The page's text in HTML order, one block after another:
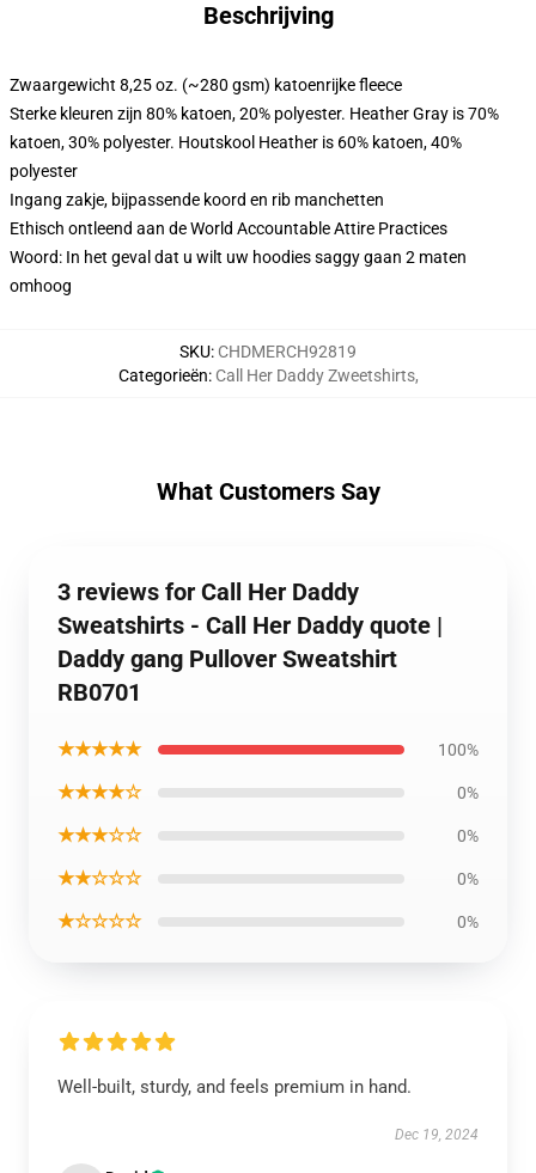
Beschrijving
Zwaargewicht 8,25 oz. (~280 gsm) katoenrijke fleece
Sterke kleuren zijn 80% katoen, 20% polyester. Heather Gray is 70%
katoen, 30% polyester. Houtskool Heather is 60% katoen, 40%
polyester
Ingang zakje, bijpassende koord en rib manchetten
Ethisch ontleend aan de World Accountable Attire Practices
Woord: In het geval dat u wilt uw hoodies saggy gaan 2 maten
omhoog
SKU: CHDMERCH92819
Categorieën: Call Her Daddy Zweetshirts,
What Customers Say
3 reviews for Call Her Daddy
Sweatshirts - Call Her Daddy quote |
Daddy gang Pullover Sweatshirt
RB0701
★★★★★ 100%
★★★★☆ 0%
★★★☆☆ 0%
★★☆☆☆ 0%
★☆☆☆☆ 0%
Well-built, sturdy, and feels premium in hand.
Dec 19, 2024